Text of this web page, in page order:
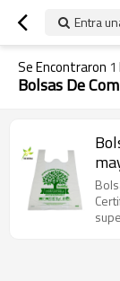
Entra
Se Encontraron 1
Bolsas De